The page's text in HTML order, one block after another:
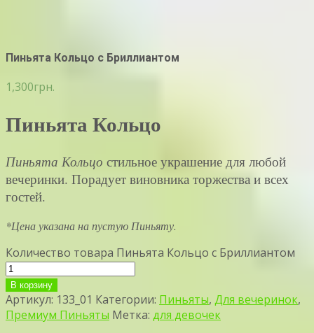
Пиньята Кольцо с Бриллиантом
1,300грн.
Пиньята Кольцо
Пиньята Кольцо стильное украшение для любой
вечеринки. Порадует виновника торжества и всех
гостей.
*Цена указана на пустую Пиньяту.
Количество товара Пиньята Кольцо с Бриллиантом
В корзину
Артикул: 133_01 Категории: Пиньяты, Для вечеринок,
Премиум Пиньяты Метка: для девочек